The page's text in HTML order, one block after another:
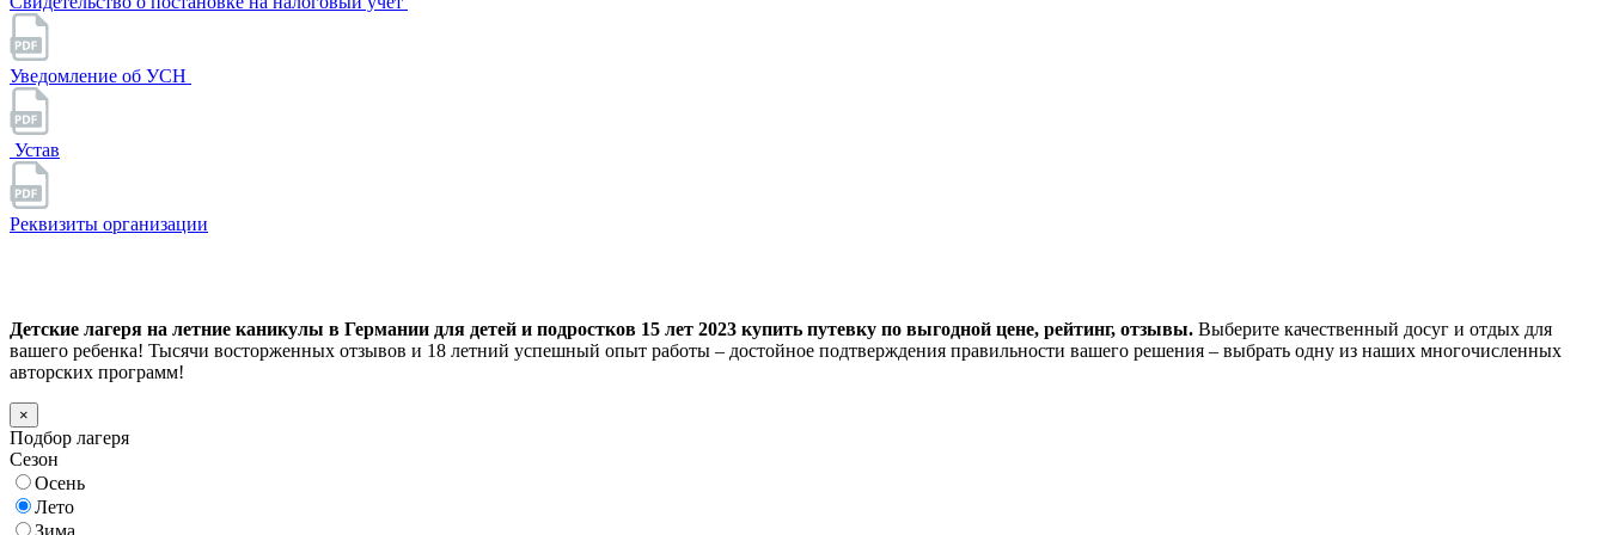
Уведомление об УСН
Устав
Реквизиты организации
Детские лагеря на летние каникулы в Германии для детей и подростков 15 лет 2023 купить путевку по выгодной цене, рейтинг, отзывы. Выберите качественный досуг и отдых для
вашего ребенка! Тысячи восторженных отзывов и 18 летний успешный опыт работы – достойное подтверждения правильности вашего решения – выбрать одну из наших многочисленных
авторских программ!
×
Подбор лагеря
Сезон
Осень
Лето